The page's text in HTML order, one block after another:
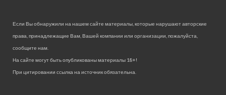
Если Вы обнаружили на нашем сайте материалы, которые нарушают авторские
права, принадлежащие Вам, Вашей компании или организации, пожалуйста,
сообщите нам.
На сайте могут быть опубликованы материалы 18+!
При цитировании ссылка на источник обязательна.